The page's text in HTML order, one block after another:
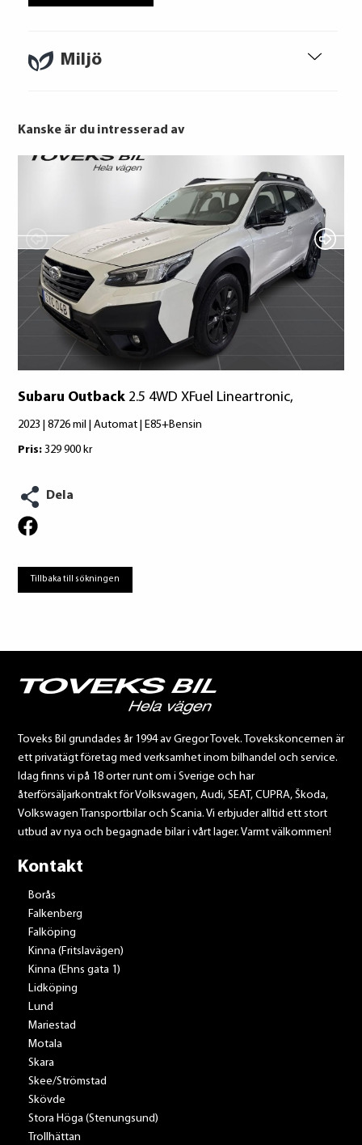
Miljölån. För stöd, vänd dig till budget- och
Kanske är du intresserad av
Subaru Outback 2.5 4WD XFuel Lineartronic,
2023 | 8726 mil | Automat | E85+Bensin
Pris: 329 900 kr
Dela
Tillbaka till sökningen
Toveks Bil grundades år 1994 av Gregor Tovek. Tovekskoncernen är
ett privatägt företag med verksamhet inom bilhandel och service.
Idag finns vi på 18 orter runt om i Sverige och har
återförsäljarkontrakt för Volkswagen, Audi, SEAT, CUPRA, Škoda,
Volkswagen Transportbilar och Scania. Vi erbjuder alltid ett stort
utbud av nya och begagnade bilar i vårt lager. Varmt välkommen!
Kontakt
Borås
Falkenberg
Falköping
Kinna (Fritslavägen)
Kinna (Ehns gata 1)
Lidköping
Lund
Mariestad
Motala
Skara
Skee/Strömstad
Skövde
Stora Höga (Stenungsund)
Trollhättan